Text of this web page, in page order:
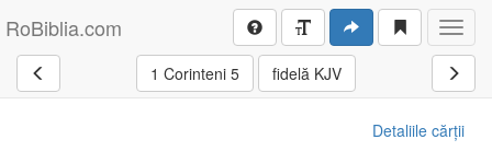
RoBiblia.com
1 Corinteni 5 fidelă KJV
Detaliile cărții